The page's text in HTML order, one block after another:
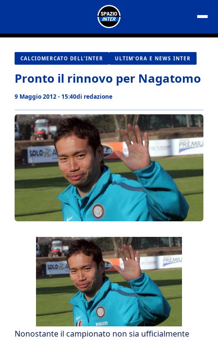
contenuto
CALCIOMERCATO DELL'INTER ULTIM'ORA E NEWS INTER
Pronto il rinnovo per Nagatomo
9 Maggio 2012 - 15:40di redazione
Nonostante il campionato non sia ufficialmente